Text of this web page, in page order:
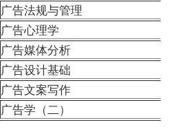
广告法规与管理
广告心理学
广告媒体分析
广告设计基础
广告文案写作
广告学（二）